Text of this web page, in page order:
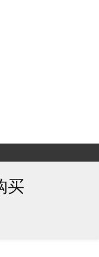
买